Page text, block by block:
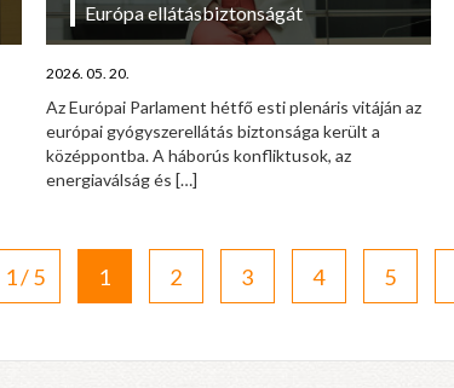
Európa ellátásbiztonságát
2026. 05. 20.
Az Európai Parlament hétfő esti plenáris vitáján az
európai gyógyszerellátás biztonsága került a
középpontba. A háborús konfliktusok, az
energiaválság és […]
1 / 5 1 2 3 4 5